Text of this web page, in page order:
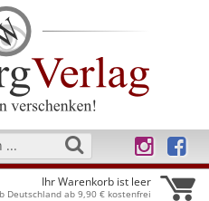
Ihr Warenkorb ist leer
Deutschland ab 9,90 € kostenfrei